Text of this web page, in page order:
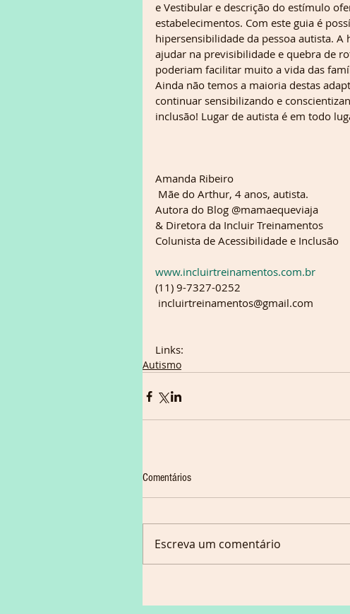
e Vestibular e descrição do estímulo
estabelecimentos. Com este guia é
hipersensibilidade da pessoa autista.
ajudar na previsibilidade e quebra de
poderiam facilitar muito a vida das
Ainda não temos a maioria destas
continuar sensibilizando e
inclusão! Lugar de autista é em todo
Amanda Ribeiro
Mãe do Arthur, 4 anos, autista.
Autora do Blog @mamaequeviaja
& Diretora da Incluir Treinamentos
Colunista de Acessibilidade e Inclusão
www.incluirtreinamentos.com.br
(11) 9-7327-0252
incluirtreinamentos@gmail.com
Links:
Autismo
Comentários
Escreva um comentário